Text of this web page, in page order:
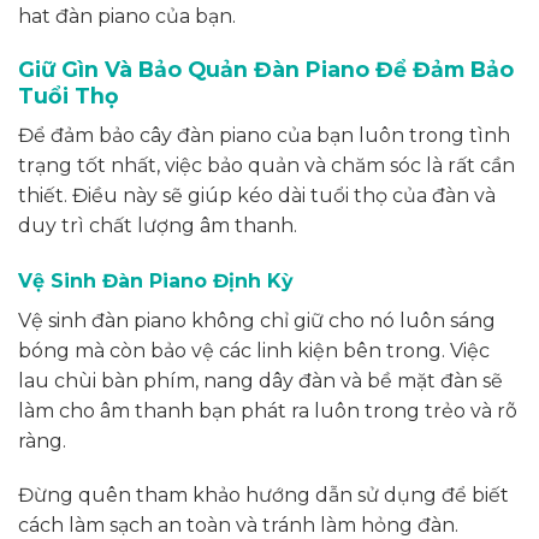
hat đàn piano của bạn.
Giữ Gìn Và Bảo Quản Đàn Piano Để Đảm Bảo
Tuổi Thọ
Để đảm bảo cây đàn piano của bạn luôn trong tình
trạng tốt nhất, việc bảo quản và chăm sóc là rất cần
thiết. Điều này sẽ giúp kéo dài tuổi thọ của đàn và
duy trì chất lượng âm thanh.
Vệ Sinh Đàn Piano Định Kỳ
Vệ sinh đàn piano không chỉ giữ cho nó luôn sáng
bóng mà còn bảo vệ các linh kiện bên trong. Việc
lau chùi bàn phím, nang dây đàn và bề mặt đàn sẽ
làm cho âm thanh bạn phát ra luôn trong trẻo và rõ
ràng.
Đừng quên tham khảo hướng dẫn sử dụng để biết
cách làm sạch an toàn và tránh làm hỏng đàn.